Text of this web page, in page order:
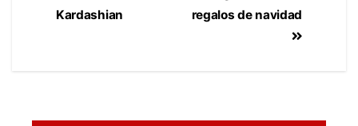
regalos de navidad
Kardashian